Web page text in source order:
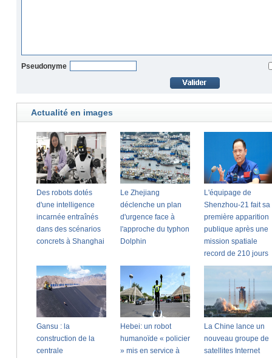
Pseudonyme